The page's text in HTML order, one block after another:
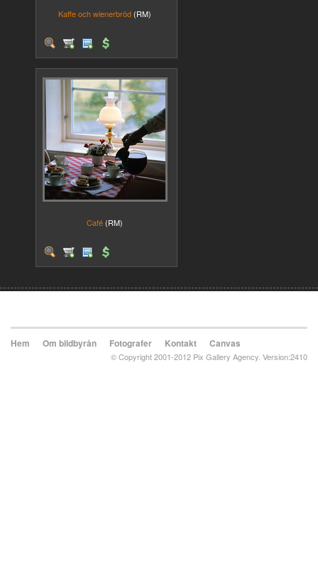
Kaffe och wienerbröd (RM)
Café (RM)
Hem Om bildbyrån Fotografer Kontakt Canvas
© Copyright 2001-2012 Pix Gallery Agency. Version:2410